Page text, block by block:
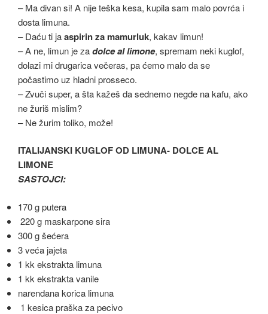
– Ma divan si! A nije teška kesa, kupila sam malo povrća i
dosta limuna.
– Daću ti jaaspirin za mamurluk, kakav limun!
– A ne, limun je zadolce al limone, spremam neki kuglof,
dolazi mi drugarica večeras, pa ćemo malo da se
počastimo uz hladni prosseco.
– Zvuči super, a šta kažeš da sednemo negde na kafu, ako
ne žuriš mislim?
– Ne žurim toliko, može!
ITALIJANSKI KUGLOF OD LIMUNA- DOLCE AL
LIMONE
SASTOJCI:
170 g putera
220 g maskarpone sira
300 g šećera
3 veća jajeta
1 kk ekstrakta limuna
1 kk ekstrakta vanile
narendana korica limuna
1 kesica praška za pecivo